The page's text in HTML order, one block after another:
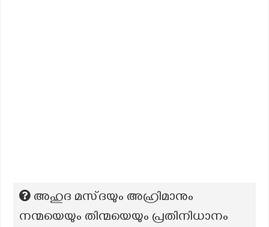
അഹുദ മസ്‌ദയും അഹ്രിമാനും
നന്മയെയും തിന്മയെയും പ്രതിനിധാനം